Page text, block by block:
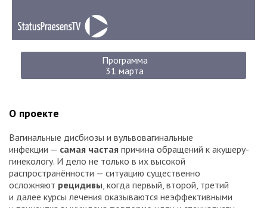
Программа
31 марта
О проекте
Вагинальные дисбиозы и вульвовагинальные
инфекции — самая частая причина обращений к акушеру-
гинекологу. И дело не только в их высокой
распространённости — ситуацию существенно
осложняют рецидивы , когда первый, второй, третий
и далее курсы лечения оказываются неэффективными